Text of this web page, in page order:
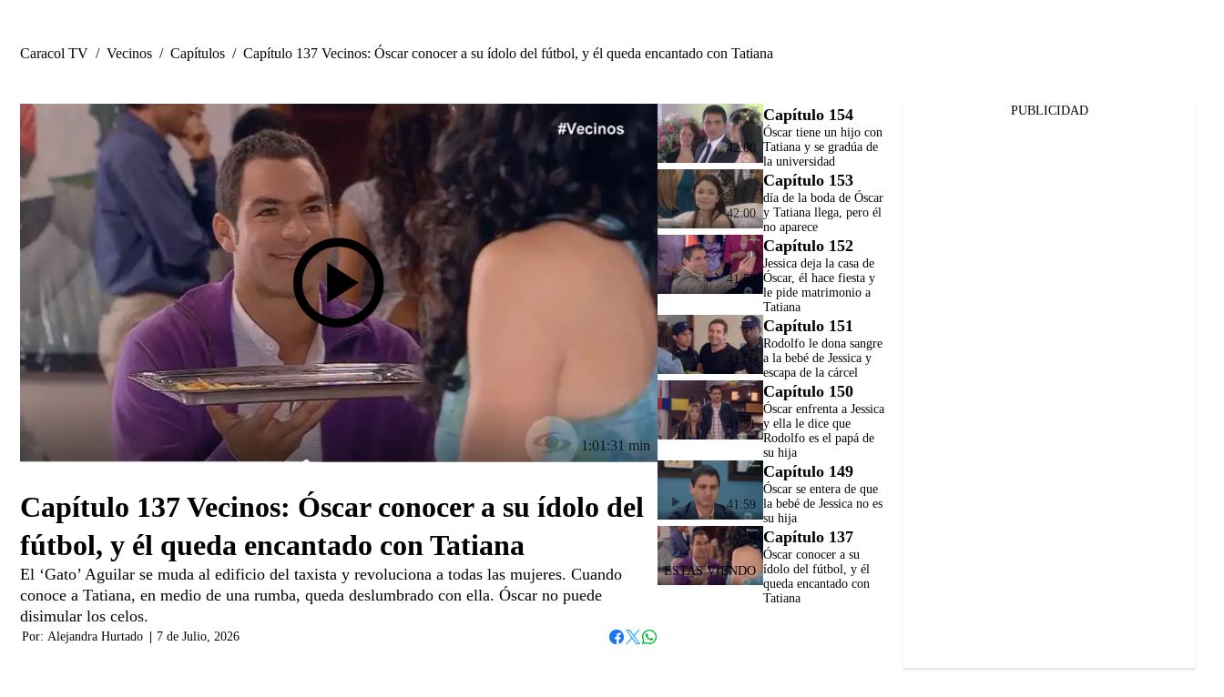
Caracol TV / Vecinos / Capítulos / Capítulo 137 Vecinos: Óscar conocer a su ídolo del fútbol, y él queda encantado con Tatiana
1:01:31 min
Capítulo 137 Vecinos: Óscar conocer a su ídolo del
fútbol, y él queda encantado con Tatiana
El ‘Gato’ Aguilar se muda al edificio del taxista y revoluciona a todas las mujeres. Cuando
conoce a Tatiana, en medio de una rumba, queda deslumbrado con ella. Óscar no puede
disimular los celos.
Por: Alejandra Hurtado
7 de Julio, 2026
42:00
Capítulo 154
Óscar tiene un hijo con
Tatiana y se gradúa de
la universidad
42:00
Capítulo 153
día de la boda de Óscar
y Tatiana llega, pero él
no aparece
41:59
Capítulo 152
Jessica deja la casa de
Óscar, él hace fiesta y
le pide matrimonio a
Tatiana
41:56
Capítulo 151
Rodolfo le dona sangre
a la bebé de Jessica y
escapa de la cárcel
41:51
Capítulo 150
Óscar enfrenta a Jessica
y ella le dice que
Rodolfo es el papá de
su hija
41:59
Capítulo 149
Óscar se entera de que
la bebé de Jessica no es
su hija
Capítulo 137
Óscar conocer a su
ídolo del fútbol, y él
queda encantado con
Tatiana
PUBLICIDAD